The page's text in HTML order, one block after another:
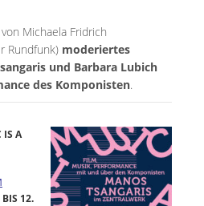
Michaela Fridrich
Rundfunk) moderiertes
und Barbara Lubich
des Komponisten.
IS A
12.